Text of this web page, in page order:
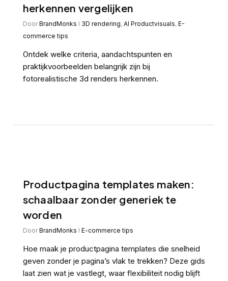
herkennen vergelijken
Door BrandMonks 3D rendering, AI Productvisuals, E-
commerce tips
Ontdek welke criteria, aandachtspunten en
praktijkvoorbeelden belangrijk zijn bij
fotorealistische 3d renders herkennen.
Productpagina templates maken:
schaalbaar zonder generiek te
worden
Door BrandMonks E-commerce tips
Hoe maak je productpagina templates die snelheid
geven zonder je pagina’s vlak te trekken? Deze gids
laat zien wat je vastlegt, waar flexibiliteit nodig blijft